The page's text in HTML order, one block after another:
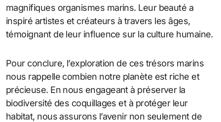
magnifiques organismes marins. Leur beauté a
inspiré artistes et créateurs à travers les âges,
témoignant de leur influence sur la culture humaine.
Pour conclure, l’exploration de ces trésors marins
nous rappelle combien notre planète est riche et
précieuse. En nous engageant à préserver la
biodiversité des coquillages et à protéger leur
habitat, nous assurons l’avenir non seulement de